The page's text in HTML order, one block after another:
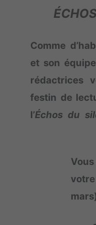
Comme
et son
rédactrices
festin de
l’Échos du